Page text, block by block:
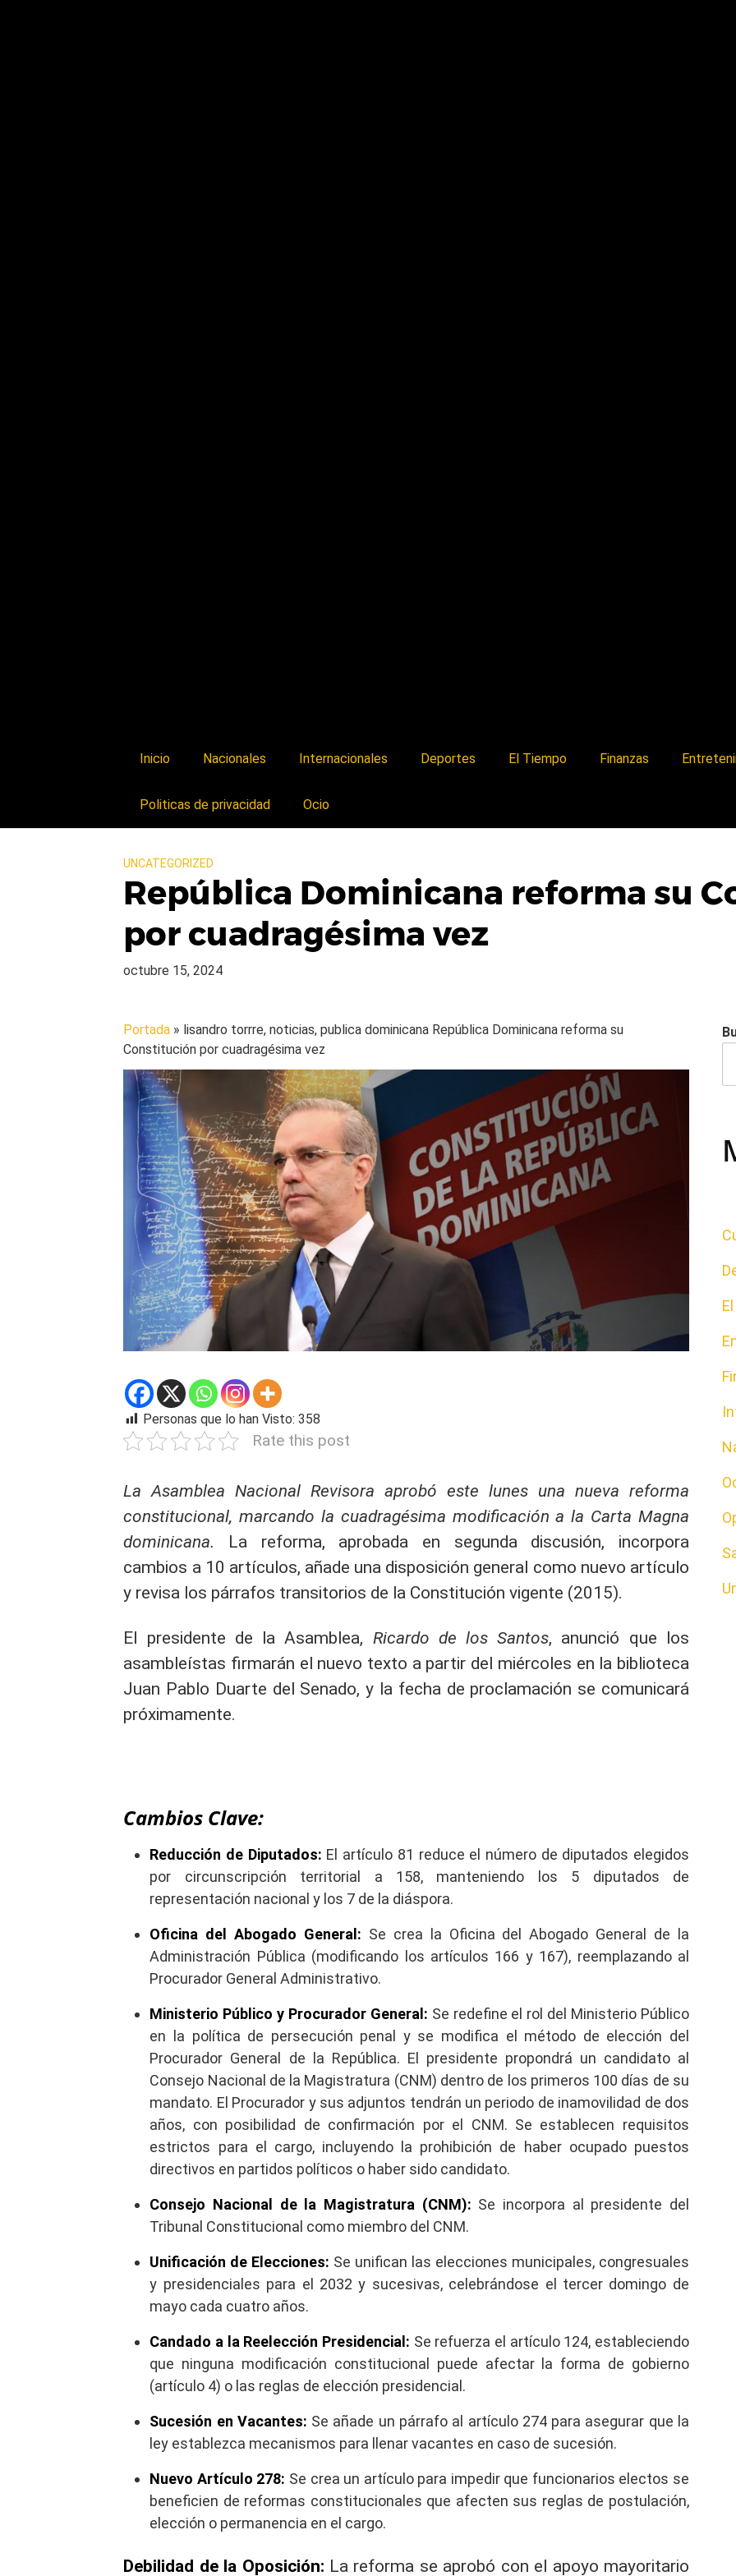
Inicio Nacionales Internacionales Deportes El Tiempo Finanzas
Politicas de privacidad Ocio
UNCATEGORIZED
República Dominicana reforma su
por cuadragésima vez
octubre 15, 2024
Portada » lisandro torrre, noticias, publica dominicana República Dominicana reforma su
Constitución por cuadragésima vez
Personas que lo han Visto: 358
Rate this post
La Asamblea Nacional Revisora aprobó este lunes una nueva reforma
constitucional, marcando la cuadragésima modificación a la Carta Magna
dominicana.
La reforma, aprobada en segunda discusión, incorpora
cambios a 10 artículos, añade una disposición general como nuevo artículo
y revisa los párrafos transitorios de la Constitución vigente (2015).
El presidente de la Asamblea, Ricardo de los Santos, anunció que los
asambleístas firmarán el nuevo texto a partir del miércoles en la biblioteca
Juan Pablo Duarte del Senado, y la fecha de proclamación se comunicará
próximamente.
Cambios Clave:
Reducción de Diputados: El artículo 81 reduce el número de diputados elegidos
por circunscripción territorial a 158, manteniendo los 5 diputados de
representación nacional y los 7 de la diáspora.
Oficina del Abogado General: Se crea la Oficina del Abogado General de la
Administración Pública (modificando los artículos 166 y 167), reemplazando al
Procurador General Administrativo.
Ministerio Público y Procurador General: Se redefine el rol del Ministerio Público
en la política de persecución penal y se modifica el método de elección del
Procurador General de la República. El presidente propondrá un candidato al
Consejo Nacional de la Magistratura (CNM) dentro de los primeros 100 días de su
mandato. El Procurador y sus adjuntos tendrán un periodo de inamovilidad de dos
años, con posibilidad de confirmación por el CNM. Se establecen requisitos
estrictos para el cargo, incluyendo la prohibición de haber ocupado puestos
directivos en partidos políticos o haber sido candidato.
Consejo Nacional de la Magistratura (CNM): Se incorpora al presidente del
Tribunal Constitucional como miembro del CNM.
Unificación de Elecciones: Se unifican las elecciones municipales, congresuales
y presidenciales para el 2032 y sucesivas, celebrándose el tercer domingo de
mayo cada cuatro años.
Candado a la Reelección Presidencial: Se refuerza el artículo 124, estableciendo
que ninguna modificación constitucional puede afectar la forma de gobierno
(artículo 4) o las reglas de elección presidencial.
Sucesión en Vacantes: Se añade un párrafo al artículo 274 para asegurar que la
ley establezca mecanismos para llenar vacantes en caso de sucesión.
Nuevo Artículo 278: Se crea un artículo para impedir que funcionarios electos se
beneficien de reformas constitucionales que afecten sus reglas de postulación,
elección o permanencia en el cargo.
Debilidad de la Oposición: La reforma se aprobó con el apoyo mayoritario